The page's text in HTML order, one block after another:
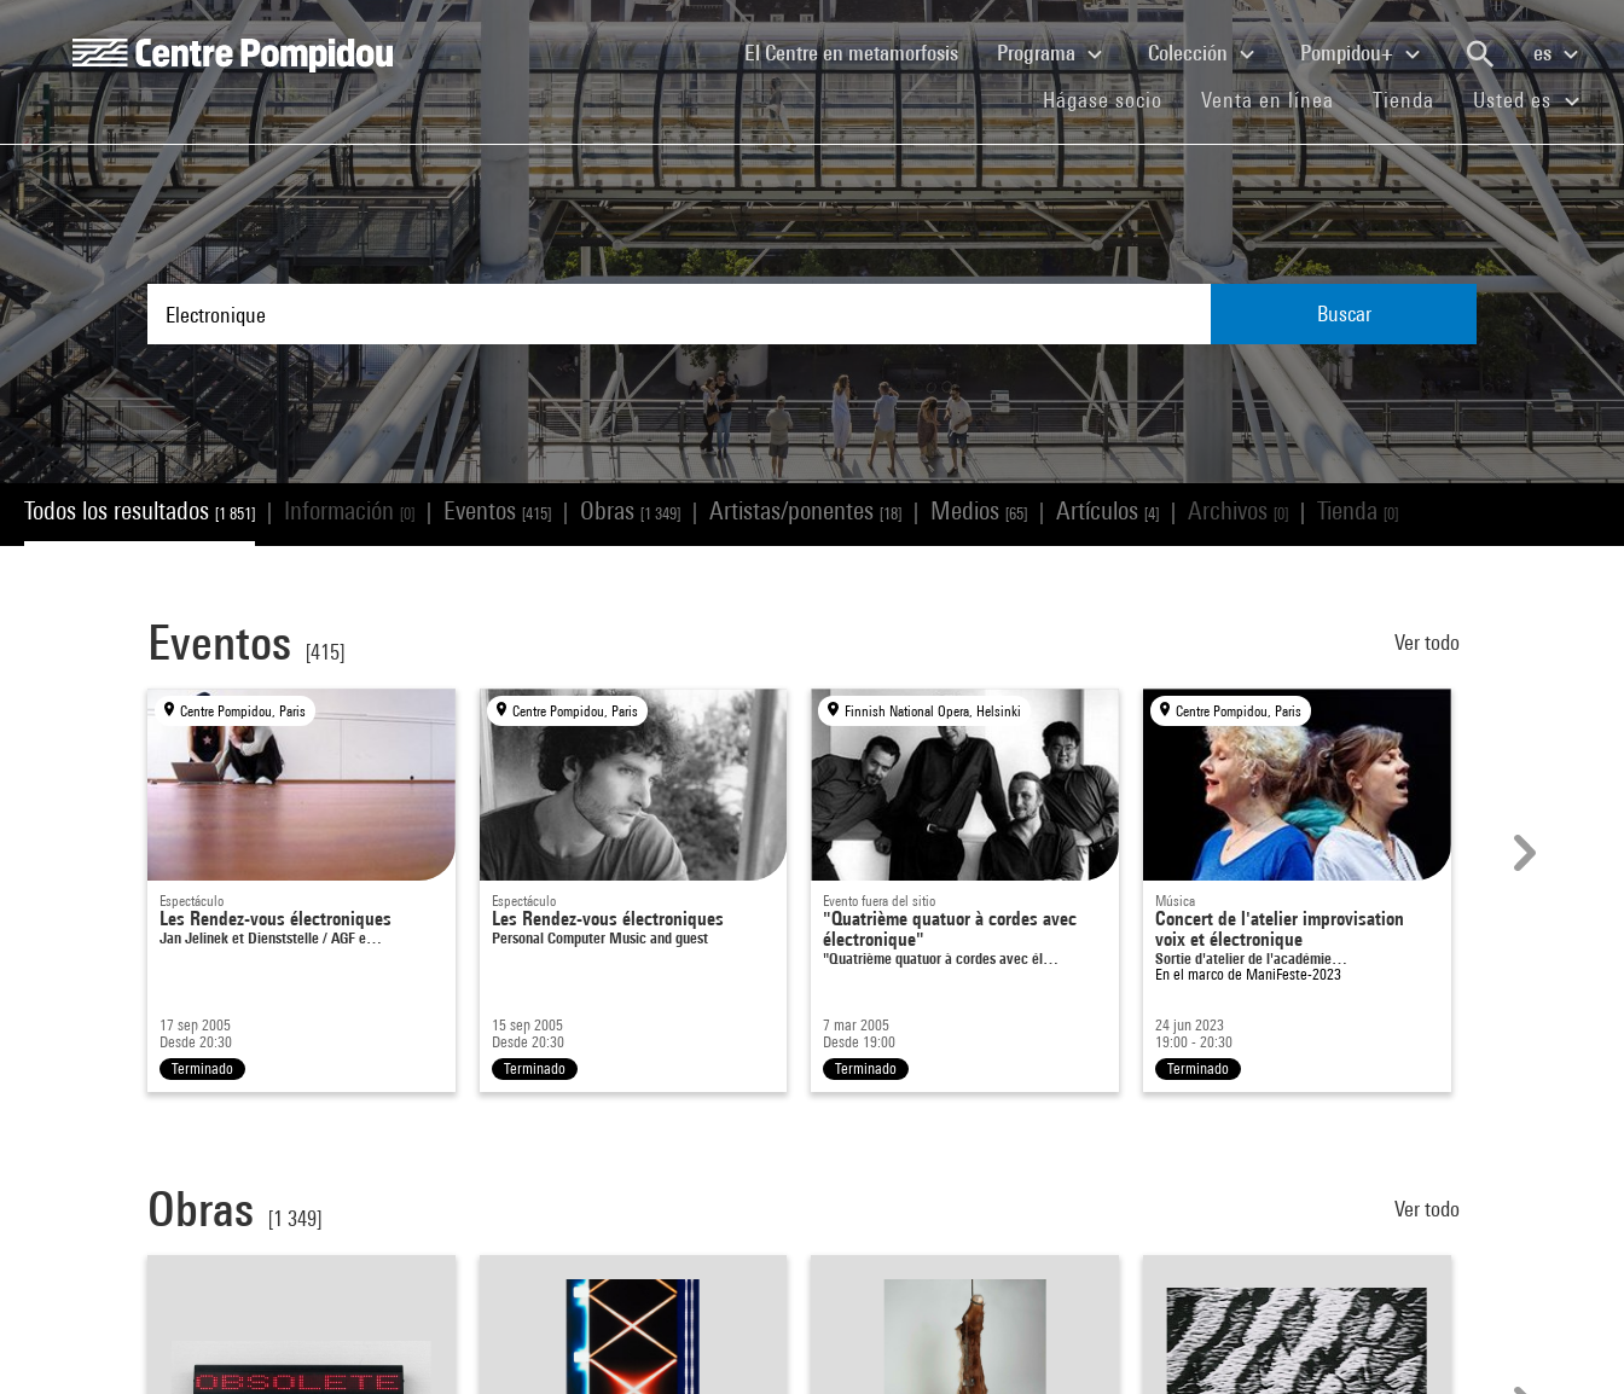
Skip to main content
Centre Pompidou
El Centre en metamorfosis(current)Programa Colección Pompidou+
es
Hágase socio(current)Venta en línea(current)
Tienda(current)Usted es
Buscar
Todos los resultados [1 851] Información [0] Eventos [415] Obras [1 349] Artistas/ponentes [18] Medios [65] Artículos [4] Archivos [0] Tienda [0]
Eventos [415] Ver todo
Centre Pompidou, Paris
Espectáculo
Les Rendez-vous électroniques
Jan Jelinek et Dienststelle / AGF e…
17 sep 2005
Desde 20:30
Terminado
Centre Pompidou, Paris
Espectáculo
Les Rendez-vous électroniques
Personal Computer Music and guest
15 sep 2005
Desde 20:30
Terminado
Finnish National Opera, Helsinki
Evento fuera del sitio
"Quatrième quatuor à cordes avec
électronique"
"Quatrième quatuor à cordes avec él…
7 mar 2005
Desde 19:00
Terminado
Centre Pompidou, Paris
Música
Concert de l'atelier improvisation
voix et électronique
Sortie d'atelier de l'académie…
En el marco de ManiFeste-2023
24 jun 2023
19:00 - 20:30
Terminado
Obras [1 349] Ver todo